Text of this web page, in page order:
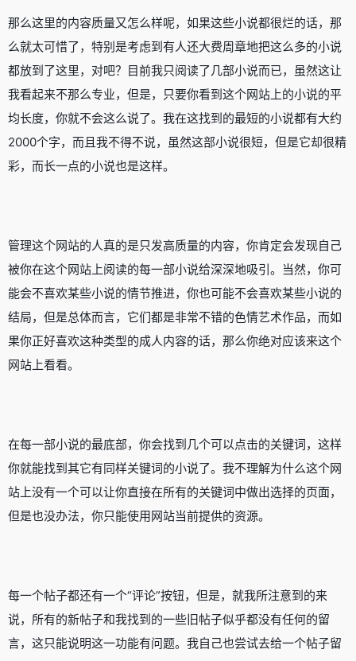
那么这里的内容质量又怎么样呢，如果这些小说都很烂的话，那
么就太可惜了，特别是考虑到有人还大费周章地把这么多的小说
都放到了这里，对吧？目前我只阅读了几部小说而已，虽然这让
我看起来不那么专业，但是，只要你看到这个网站上的小说的平
均长度，你就不会这么说了。我在这找到的最短的小说都有大约
2000个字，而且我不得不说，虽然这部小说很短，但是它却很精
彩，而长一点的小说也是这样。
管理这个网站的人真的是只发高质量的内容，你肯定会发现自己
被你在这个网站上阅读的每一部小说给深深地吸引。当然，你可
能会不喜欢某些小说的情节推进，你也可能不会喜欢某些小说的
结局，但是总体而言，它们都是非常不错的色情艺术作品，而如
果你正好喜欢这种类型的成人内容的话，那么你绝对应该来这个
网站上看看。
在每一部小说的最底部，你会找到几个可以点击的关键词，这样
你就能找到其它有同样关键词的小说了。我不理解为什么这个网
站上没有一个可以让你直接在所有的关键词中做出选择的页面，
但是也没办法，你只能使用网站当前提供的资源。
每一个帖子都还有一个“评论”按钮，但是，就我所注意到的来
说，所有的新帖子和我找到的一些旧帖子似乎都没有任何的留
言，这只能说明这一功能有问题。我自己也尝试去给一个帖子留